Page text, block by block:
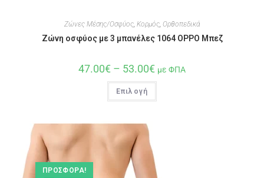
Ζώνες Μέσης/Οσφύος, Κορμός, Ορθοπεδικά
Ζώνη οσφύος με 3 μπανέλες 1064 OPPO Μπεζ
47.00€ – 53.00€ με ΦΠΑ
Επιλογή
ΠΡΟΣΦΟΡΆ!